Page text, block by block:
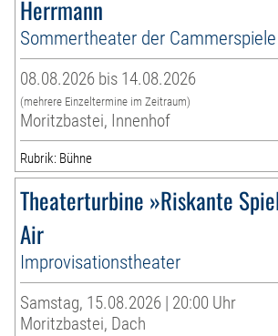
Herrmann
Sommertheater der Cammerspiele
08.08.2026 bis 14.08.2026
(mehrere Einzeltermine im Zeitraum)
Moritzbastei, Innenhof
Rubrik: Bühne
Theaterturbine »Riskante
Air
Improvisationstheater
Samstag, 15.08.2026 | 20:00 Uhr
Moritzbastei, Dach